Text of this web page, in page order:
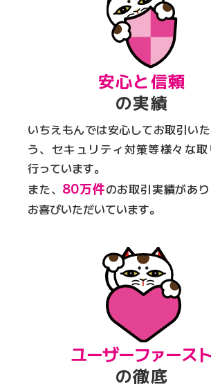
安心と信頼
の実績
いちえもんでは安心してお取引い
う、セキュリティ対策等様々な
行っています。
また、 80万件のお取引実績があ
お喜びいただいています。
ユーザーファース
の徹底